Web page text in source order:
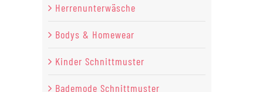
Herrenunterwäsche
Bodys & Homewear
Kinder Schnittmuster
Bademode Schnittmuster